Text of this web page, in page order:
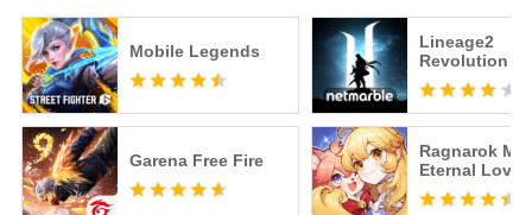
Mobile Legends
Lineage2
Revolution
Garena Free Fire
Ragnarok M:
Eternal Love